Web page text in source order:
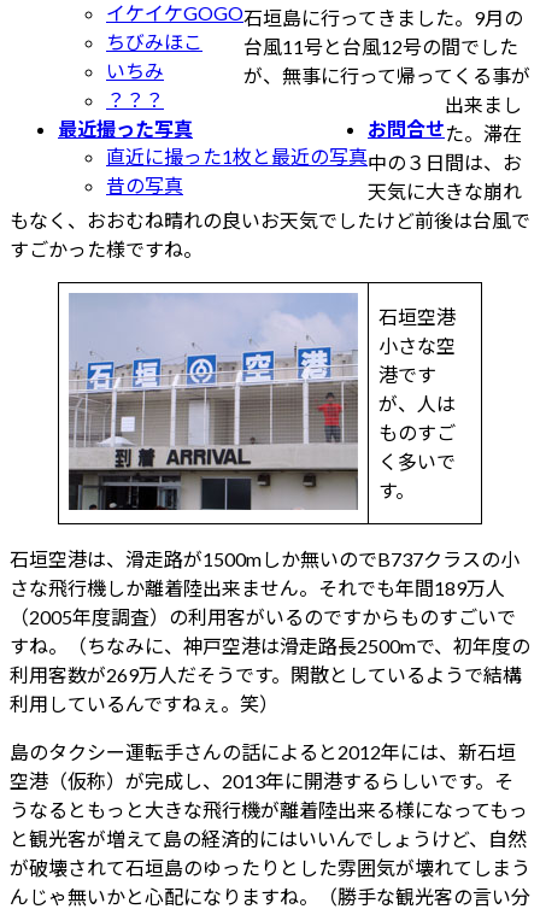
イケイケGOGO
ちびみほこ
いちみ
？？？
最近撮った写真
直近に撮った1枚と最近の写真
昔の写真
お問合せ
更
新
日
:
石垣島に行ってきました。9月の
台風11号と台風12号の間でした
が、無事に行って帰ってくる事が
出来まし
た。滞在
中の３日間は、お
天気に大きな崩れ
もなく、おおむね晴れの良いお天気でしたけど前後は台風で
すごかった様ですね。
石垣空港
小さな空
港です
が、人は
ものすご
く多いで
す。
石垣空港は、滑走路が1500mしか無いのでB737クラスの小
さな飛行機しか離着陸出来ません。それでも年間189万人
（2005年度調査）の利用客がいるのですからものすごいで
すね。（ちなみに、神戸空港は滑走路長2500mで、初年度の
利用客数が269万人だそうです。閑散としているようで結構
利用しているんですねぇ。笑）
島のタクシー運転手さんの話によると2012年には、新石垣
空港（仮称）が完成し、2013年に開港するらしいです。そ
うなるともっと大きな飛行機が離着陸出来る様になってもっ
と観光客が増えて島の経済的にはいいんでしょうけど、自然
が破壊されて石垣島のゆったりとした雰囲気が壊れてしまう
んじゃ無いかと心配になりますね。（勝手な観光客の言い分